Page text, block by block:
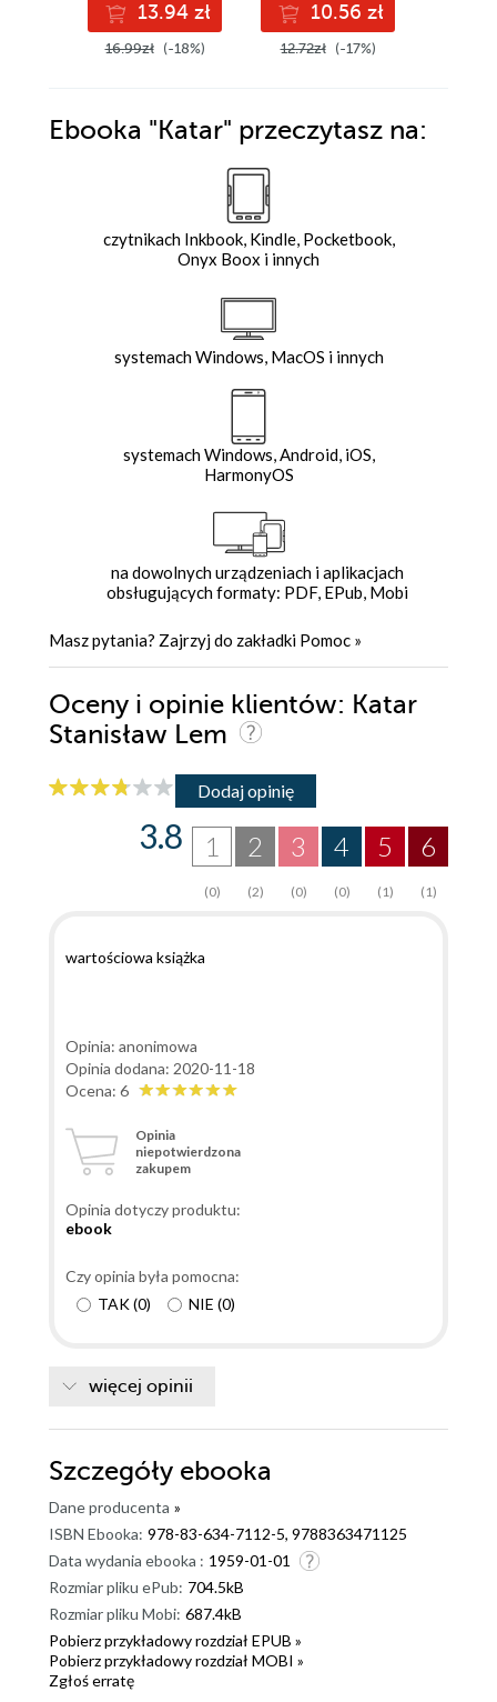
13.94 zł
16.99zł (-18%)
10.56 zł
12.72zł (-17%)
Ebooka "Katar" przeczytasz na:
czytnikach Inkbook, Kindle, Pocketbook,
Onyx Boox i innych
systemach Windows, MacOS i innych
systemach Windows, Android, iOS,
HarmonyOS
na dowolnych urządzeniach i aplikacjach
obsługujących formaty: PDF, EPub, Mobi
Masz pytania? Zajrzyj do zakładki Pomoc »
Oceny i opinie klientów: Katar
Stanisław Lem
Dodaj opinię
6
(1)
5
(1)
4
(0)
3
(0)
2
(2)
1
(0)
3.8
wartościowa książka
Opinia: anonimowa
Opinia dodana: 2020-11-18
Ocena: 6
Opinia
niepotwierdzona
zakupem
Opinia dotyczy produktu:
ebook
Czy opinia była pomocna:
TAK(0) NIE (0)
więcej opinii
Szczegóły ebooka
Dane producenta »
ISBN Ebooka: 978-83-634-7112-5, 9788363471125
Data wydania ebooka : 1959-01-01
Rozmiar pliku ePub: 704.5kB
Rozmiar pliku Mobi: 687.4kB
Pobierz przykładowy rozdział EPUB »
Pobierz przykładowy rozdział MOBI »
Zgłoś erratę